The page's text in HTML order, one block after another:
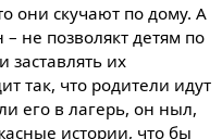
они скучают по дому. А
не позволякт детям по
заставлять их
так, что родители идут
его в лагерь, он ныл,
истории, что бы